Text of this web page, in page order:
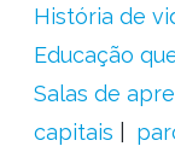
História de
Educação
Salas de
capitais